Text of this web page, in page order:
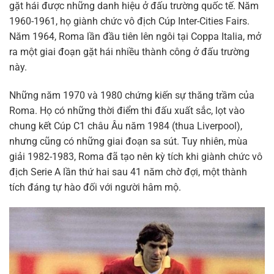
gặt hái được những danh hiệu ở đấu trường quốc tế. Năm
1960-1961, họ giành chức vô địch Cúp Inter-Cities Fairs.
Năm 1964, Roma lần đầu tiên lên ngôi tại Coppa Italia, mở
ra một giai đoạn gặt hái nhiều thành công ở đấu trường
này.
Những năm 1970 và 1980 chứng kiến sự thăng trầm của
Roma. Họ có những thời điểm thi đấu xuất sắc, lọt vào
chung kết Cúp C1 châu Âu năm 1984 (thua Liverpool),
nhưng cũng có những giai đoạn sa sút. Tuy nhiên, mùa
giải 1982-1983, Roma đã tạo nên kỳ tích khi giành chức vô
địch Serie A lần thứ hai sau 41 năm chờ đợi, một thành
tích đáng tự hào đối với người hâm mộ.